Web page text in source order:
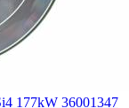
177kW 36001347